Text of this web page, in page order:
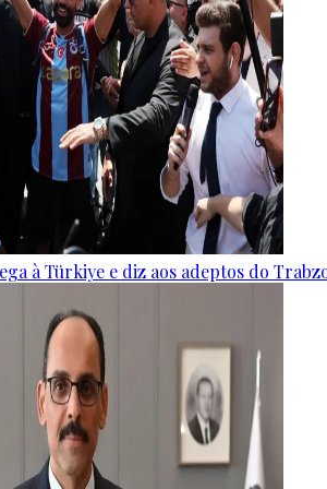
à Türkiye e diz aos adeptos do